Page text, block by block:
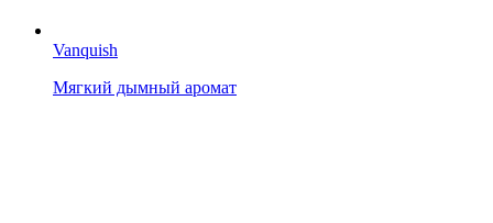
Vanquish
Мягкий дымный аромат